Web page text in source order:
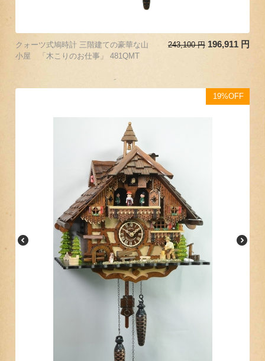
クォーツ式鳩時計 三階建ての豪華な山
小屋 「木こりのお仕事」 481QMT
243,100 円 196,911 円
19%OFF